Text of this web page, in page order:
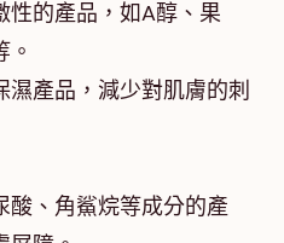
性的產品，如A醇、果
產品，減少對肌膚的刺
酸、角鯊烷等成分的產